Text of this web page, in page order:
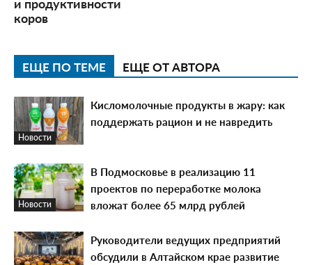
коров
ЕЩЕ ПО ТЕМЕ ЕЩЕ ОТ АВТОРА
Новости
Кисломолочные продукты в жару: как
поддержать рацион и не навредить
Новости
В Подмосковье в реализацию 11
проектов по переработке молока
вложат более 65 млрд рублей
Руководители ведущих предприятий
обсудили в Алтайском крае развитие